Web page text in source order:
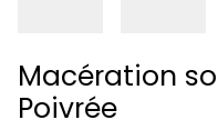
Macération
Poivrée